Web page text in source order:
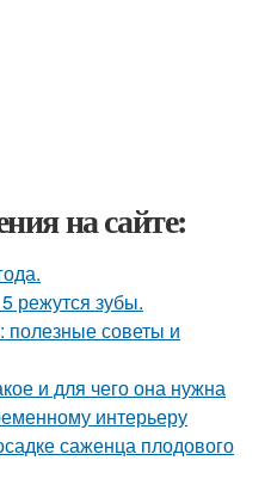
на сайте:
режутся зубы.
полезные советы и
и для чего она нужна
интерьеру
саженца плодового